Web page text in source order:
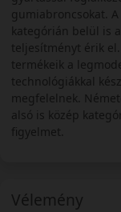
gumiabroncsokat.
kategórián belül is
teljesítményt érik
termékeik a
technológiákkal
megfelelnek.
alsó is közép
figyelmet.
Vélemény